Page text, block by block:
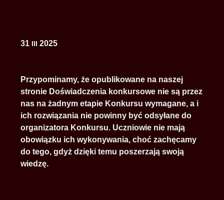
31 III 2025
Przypominamy, że opublikowane na naszej
stronie Doświadczenia konkursowe nie są przez
nas na żadnym etapie Konkursu wymagane, a i
ich rozwiązania nie powinny być odsyłane do
organizatora Konkursu. Uczniowie nie mają
obowiązku ich wykonywania, choć zachęcamy
do tego, gdyż dzięki temu poszerzają swoją
wiedzę.